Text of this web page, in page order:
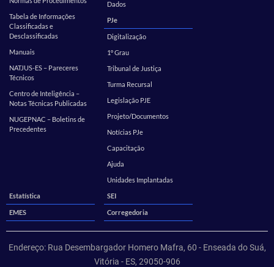
Tabela de Informações
Classificadas e
Desclassificadas
Manuais
NATJUS-ES – Pareceres
Técnicos
Centro de Inteligência –
Notas Técnicas Publicadas
NUGEPNAC – Boletins de
Precedentes
Dados
PJe
Digitalização
1º Grau
Tribunal de Justiça
Turma Recursal
Legislação PJE
Projeto/Documentos
Notícias PJe
Capacitação
Ajuda
Unidades Implantadas
Estatística
SEI
EMES Corregedoria
Endereço: Rua Desembargador Homero Mafra, 60 - Enseada do Suá,
Vitória - ES, 29050-906